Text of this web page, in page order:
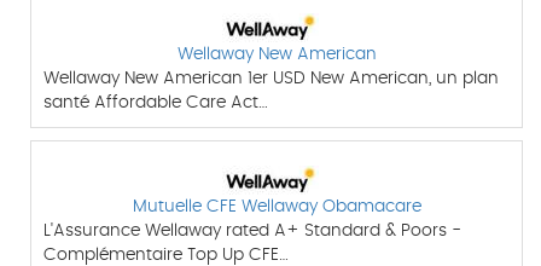
Wellaway New American
Wellaway New American 1er USD New American, un plan
santé Affordable Care Act…
Mutuelle CFE Wellaway Obamacare
L'Assurance Wellaway rated A+ Standard & Poors -
Complémentaire Top Up CFE…